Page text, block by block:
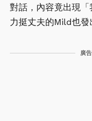
對話，內容竟出現
力挺丈夫的Mild也發
廣